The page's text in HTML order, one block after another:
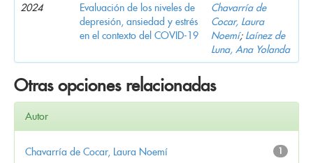
2024
Evaluación de los niveles de
depresión, ansiedad y estrés
en el contexto del COVID-19
Chavarría de
Cocar, Laura
Noemí; Laínez de
Luna, Ana Yolanda
Otras opciones relacionadas
Autor
1
Chavarría de Cocar, Laura Noemí